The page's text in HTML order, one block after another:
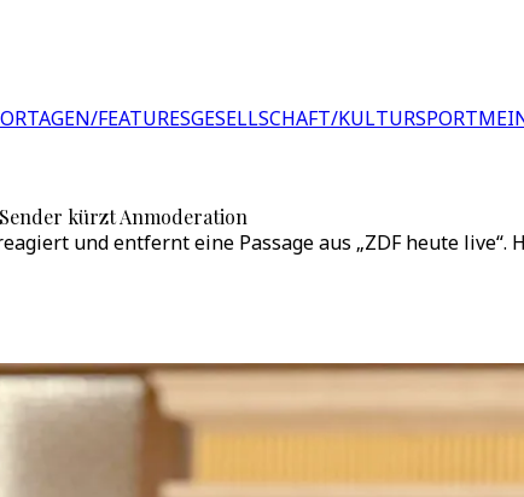
FEATURESGESELLSCHAFT/KULTURSPORT
kürzt Anmoderation
und entfernt eine Passage aus „ZDF heute